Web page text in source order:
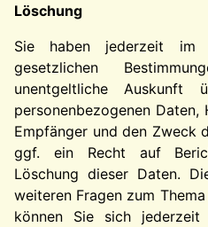
Löschung
Sie haben jederzeit im
gesetzlichen
unentgeltliche Auskunft
personenbezogenen
Empfänger und den Zweck
ggf. ein Recht auf
Löschung dieser Daten.
weiteren Fragen zum
können Sie sich